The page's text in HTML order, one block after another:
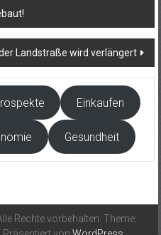
Landstraße wird verlängert
Einkaufen
Gesundheit
Rechte vorbehalten. Theme: